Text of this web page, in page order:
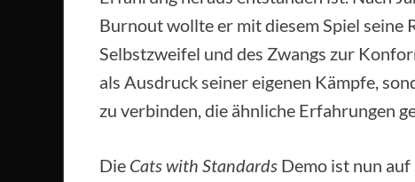
Burnout wollte er mit diesem Spiel seine
Selbstzweifel und des Zwangs zur
als Ausdruck seiner eigenen Kämpfe,
zu verbinden, die ähnliche Erfahrungen
Die Cats with Standards Demo ist nun auf